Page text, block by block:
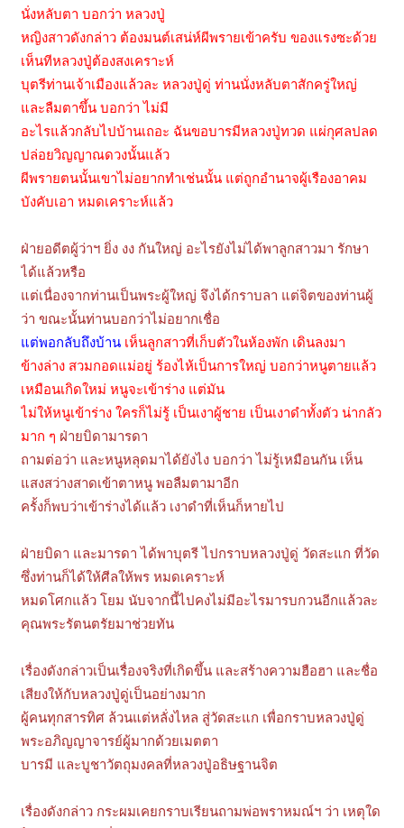
นั่งหลับตา บอกว่า หลวงปู่
หญิงสาวดังกล่าว ต้องมนต์เสน่ห์ผีพรายเข้าครับ ของแรงซะด้วย
เห็นทีหลวงปู่ต้องสงเคราะห์
บุตรีท่านเจ้าเมืองแล้วละ หลวงปู่ดู่ ท่านนั่งหลับตาสักครู่ใหญ่
และลืมตาขึ้น บอกว่า ไม่มี
อะไรแล้วกลับไปบ้านเถอะ ฉันขอบารมีหลวงปู่ทวด แผ่กุศลปลด
ปล่อยวิญญาณดวงนั้นแล้ว
ผีพรายตนนั้นเขาไม่อยากทำเช่นนั้น แต่ถูกอำนาจผู้เรืองอาคม
บังคับเอา หมดเคราะห์แล้ว
ฝ่ายอดีตผู้ว่าฯ ยิ่ง งง กันใหญ่ อะไรยังไม่ได้พาลูกสาวมา รักษา
ได้แล้วหรือ
แต่เนื่องจากท่านเป็นพระผู้ใหญ่ จึงได้กราบลา แต่จิตของท่านผู้
ว่า ขณะนั้นท่านบอกว่าไม่อยากเชื่อ
แต่พอกลับถึงบ้าน เห็นลูกสาวที่เก็บตัวในห้องพัก เดินลงมา
ข้างล่าง สวมกอดแม่อยู่ ร้องไห้เป็นการใหญ่ บอกว่าหนูตายแล้ว
เหมือนเกิดใหม่ หนูจะเข้าร่าง แต่มัน
ไม่ให้หนูเข้าร่าง ใครก็ไม่รู้ เป็นเงาผู้ชาย เป็นเงาดำทั้งตัว น่ากลัว
มาก ๆ ฝ่ายบิดามารดา
ถามต่อว่า และหนูหลุดมาได้ยังไง บอกว่า ไม่รู้เหมือนกัน เห็น
แสงสว่างสาดเข้าตาหนู พอลืมตามาอีก
ครั้งก็พบว่าเข้าร่างได้แล้ว เงาดำที่เห็นก็หายไป
ฝ่ายบิดา และมารดา ได้พาบุตรี ไปกราบหลวงปู่ดู่ วัดสะแก ที่วัด
ซึ่งท่านก็ได้ให้ศีลให้พร หมดเคราะห์
หมดโศกแล้ว โยม นับจากนี้ไปคงไม่มีอะไรมารบกวนอีกแล้วละ
คุณพระรัตนตรัยมาช่วยทัน
เรื่องดังกล่าวเป็นเรื่องจริงที่เกิดขึ้น และสร้างความฮือฮา และชื่อ
เสียงให้กับหลวงปู่ดู่เป็นอย่างมาก
ผู้คนทุกสารทิศ ล้วนแต่หลั่งไหล สู่วัดสะแก เพื่อกราบหลวงปู่ดู่
พระอภิญญาจารย์ผู้มากด้วยเมตตา
บารมี และบูชาวัตถุมงคลที่หลวงปู่อธิษฐานจิต
เรื่องดังกล่าว กระผมเคยกราบเรียนถามพ่อพราหมณ์ฯ ว่า เหตุใด